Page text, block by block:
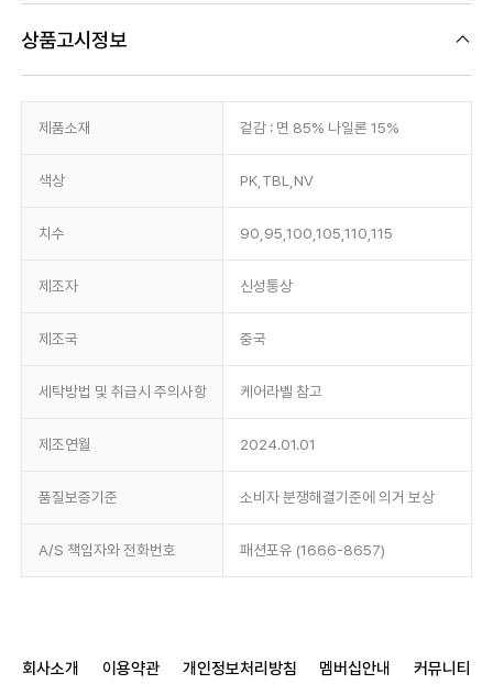
상품고시정보
제품소재 겉감 : 면 85% 나일론 15%
색상 PK,TBL,NV
치수 90,95,100,105,110,115
제조자 신성통상
제조국 중국
세탁방법 및 취급시 주의사항 케어라벨 참고
제조연월 2024.01.01
품질보증기준 소비자 분쟁해결기준에 의거 보상
A/S 책임자와 전화번호 패션포유 (1666-8657)
회사소개 이용약관 개인정보처리방침 멤버십안내 커뮤니티